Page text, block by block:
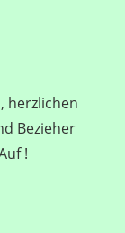
herzlichen
Bezieher
!